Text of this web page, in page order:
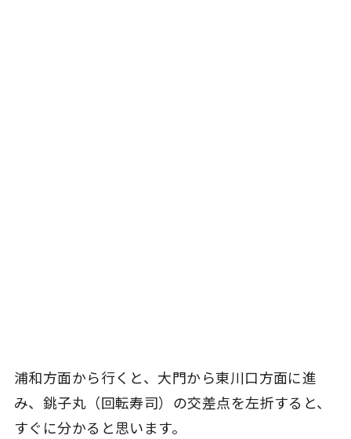
浦和方面から行くと、大門から東川口方面に進
み、銚子丸（回転寿司）の交差点を左折すると、
すぐに分かると思います。